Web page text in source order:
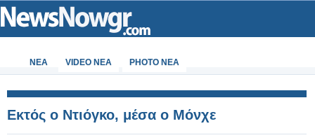
ΝΕΑ VIDEO NEA PHOTO NEA
Εκτός ο Ντιόγκο, μέσα ο Μόνχε